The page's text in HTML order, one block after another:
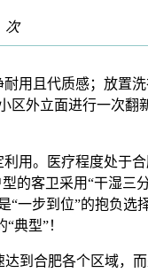
次
且代质感；放置洗
区外立面进行一次翻
。医疗程度处于合
的客卫采用“干湿三
“一步到位”的抱负选
典型”！
到合肥各个区域，而